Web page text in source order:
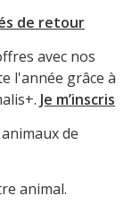
de retour
avec nos
l'année grâce à
Je m’inscris
de
animal.